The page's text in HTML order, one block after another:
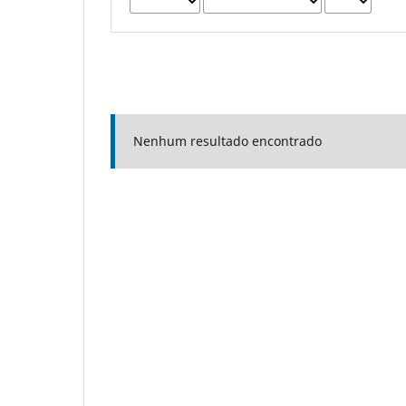
Nenhum resultado encontrado